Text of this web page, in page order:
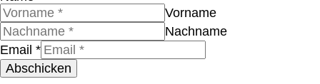
Vorname
Nachname
Email *
Abschicken